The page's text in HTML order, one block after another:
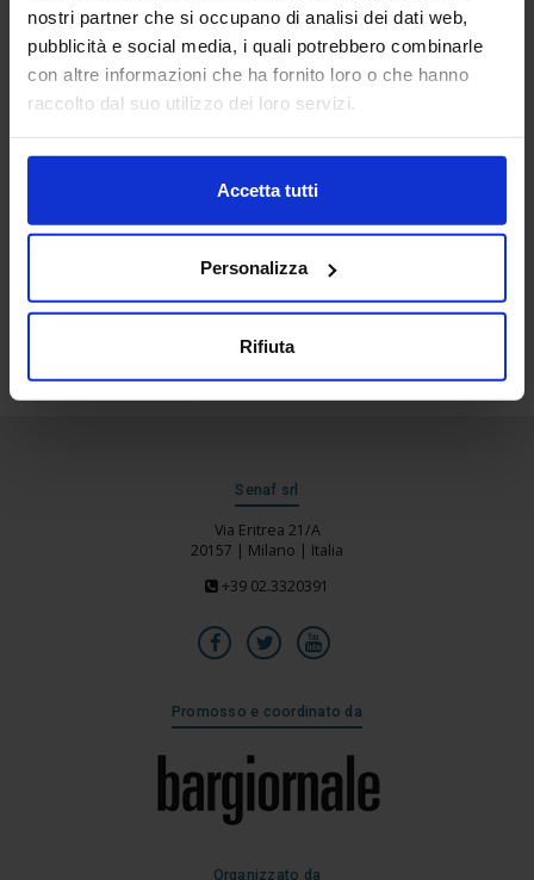
nostri partner che si occupano di analisi dei dati web,
pubblicità e social media, i quali potrebbero combinarle
con altre informazioni che ha fornito loro o che hanno
raccolto dal suo utilizzo dei loro servizi.
Accetta tutti
Personalizza
Rifiuta
Senaf srl
Via Eritrea 21/A
20157 | Milano | Italia
+39 02.3320391
Promosso e coordinato da
Organizzato da